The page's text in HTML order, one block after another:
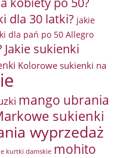
dla 30 latki? jakie
dla pań po 50 Allegro
Jakie sukienki
Kolorowe sukienki na
mango ubrania
sukienki
wyprzedaż
kurtki damskie mohito